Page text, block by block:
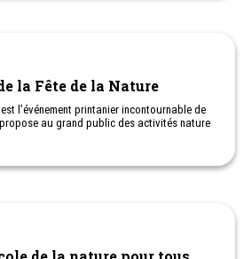
la Fête de la Nature
l’événement printanier incontournable de
au grand public des activités nature